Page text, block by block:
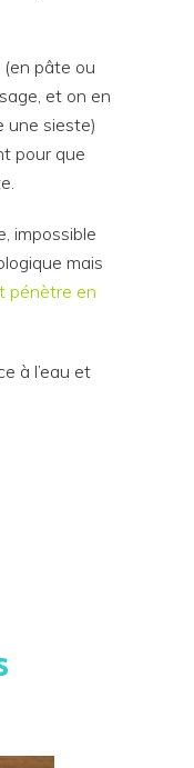
(en pâte ou
et on en
une sieste)
pour que
impossible
mais
pénètre en
à l’eau et